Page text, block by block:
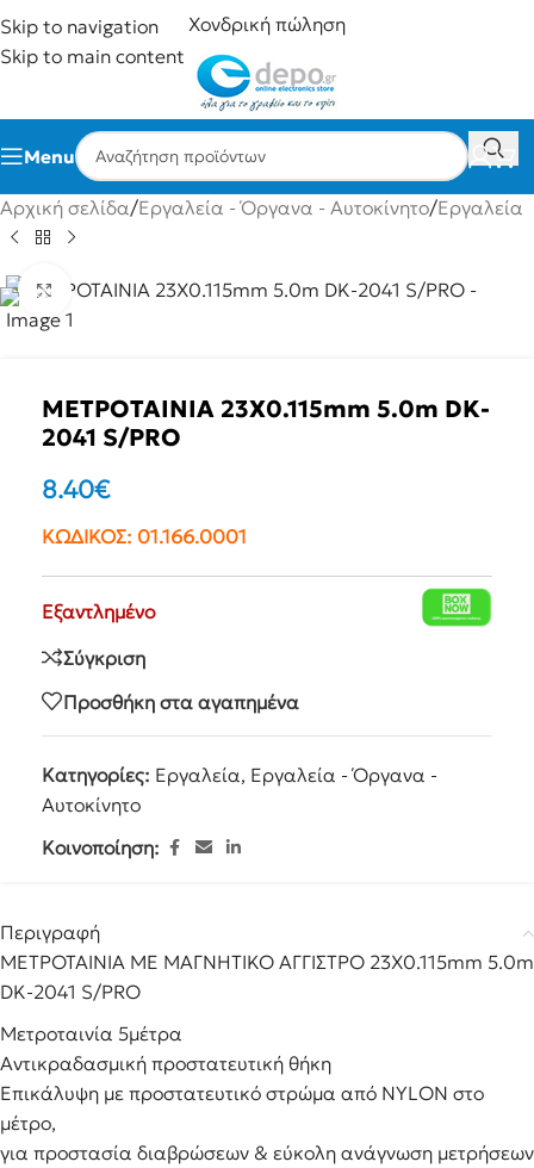
Skip to navigation
Skip to main content
Χονδρική πώληση
Menu
Αρχική σελίδα/Εργαλεία - Όργανα - Αυτοκίνητο/Εργαλεία
Click to enlarge
ΜΕΤΡΟΤΑΙΝΙΑ 23X0.115mm 5.0m DK-
2041 S/PRO
8.40€
ΚΩΔΙΚΟΣ: 01.166.0001
Εξαντλημένο
Σύγκριση
Προσθήκη στα αγαπημένα
Κατηγορίες: Εργαλεία, Εργαλεία - Όργανα -
Αυτοκίνητο
Κοινοποίηση:
Περιγραφή
ΜΕΤΡΟΤΑΙΝΙΑ ΜΕ ΜΑΓΝHTΙΚΟ ΑΓΓΙΣΤΡΟ 23X0.115mm 5.0m
DK-2041 S/PRO
Μετροταινία 5μέτρα
Αντικραδασμική προστατευτική θήκη
Επικάλυψη με προστατευτικό στρώμα από NYLON στο
μέτρο,
για προστασία διαβρώσεων & εύκολη ανάγνωση μετρήσεων